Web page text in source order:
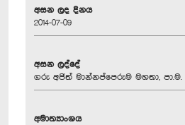
අසන ලද දිනය
2014-07-09
අසන ලද්දේ
ගරු අජිත් මාන්නප්පෙරුම මහතා, පා.ම.
අමාත්‍යාංශය